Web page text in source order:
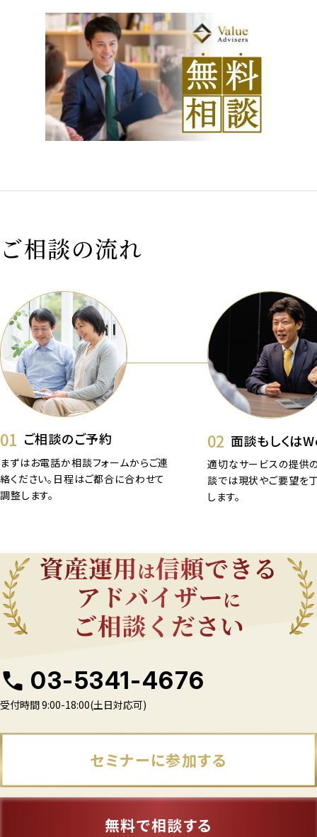
ご相談の流れ
01 ご相談のご予約
まずはお電話か相談フォームからご連
絡ください。日程はご都合に合わせて
調整します。
02 面談もしくは
適切なサービスの提供
談では現状やご要望を
します。
03-5341-4676
受付時間 9:00-18:00(土日対応可)
セミナーに参加する
無料で相談する